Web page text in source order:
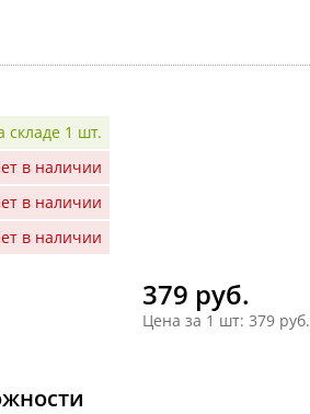
складе 1 шт.
в наличии
в наличии
в наличии
379 руб.
Цена за 1 шт: 379 руб.